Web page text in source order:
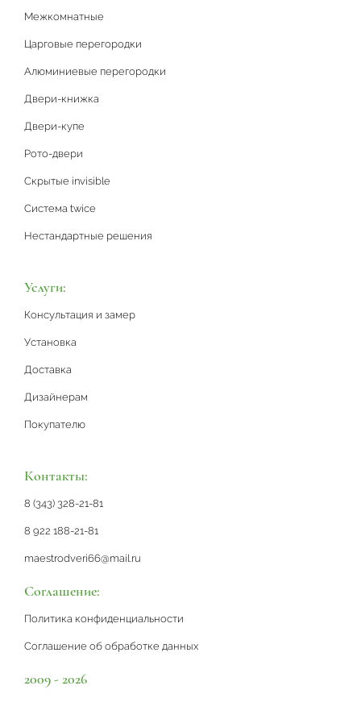
Межкомнатные
Царговые перегородки
Алюминиевые перегородки
Двери-книжка
Двери-купе
Рото-двери
Скрытые invisible
Система twice
Нестандартные решения
Услуги:
Консультация и замер
Установка
Доставка
Дизайнерам
Покупателю
Контакты:
8 (343) 328-21-81
8 922 188-21-81
maestrodveri66@mail.ru
Соглашение:
Политика конфиденциальности
Соглашение об обработке данных
2009 - 2026